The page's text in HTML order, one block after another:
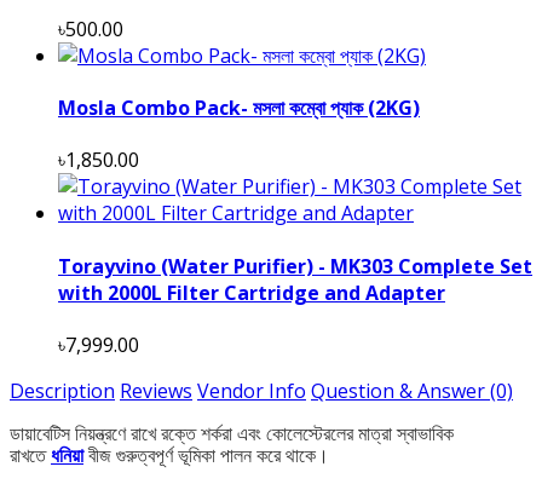
৳500.00
Mosla Combo Pack- মসলা কম্বো প্যাক (2KG)
৳1,850.00
Torayvino (Water Purifier) - MK303 Complete Set
with 2000L Filter Cartridge and Adapter
৳7,999.00
Description Reviews Vendor Info Question & Answer (0)
ডায়াবেটিস নিয়ন্ত্রণে রাখে রক্তে শর্করা এবং কোলেস্টেরলের মাত্রা স্বাভাবিক
রাখতেধনিয়াবীজ গুরুত্বপূর্ণ ভূমিকা পালন করে থাকে।